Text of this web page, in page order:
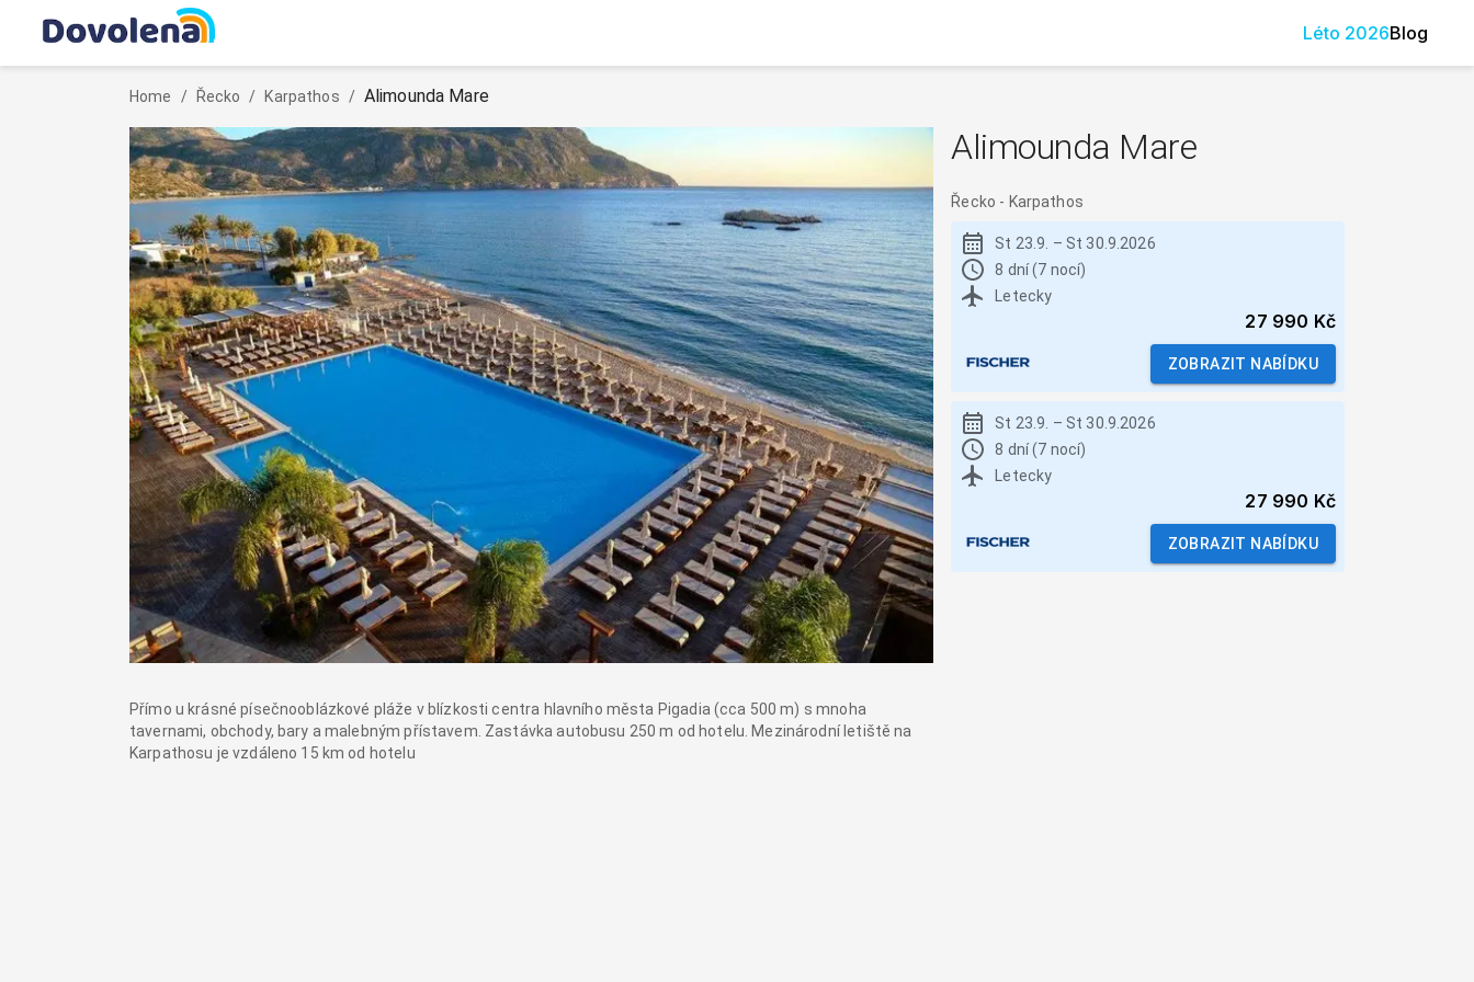
Léto 2026Blog
Home / Řecko / Karpathos / Alimounda Mare
Přímo u krásné písečnooblázkové pláže v blízkosti centra hlavního města Pigadia (cca 500 m) s mnoha
tavernami, obchody, bary a malebným přístavem. Zastávka autobusu 250 m od hotelu. Mezinárodní letiště na
Karpathosu je vzdáleno 15 km od hotelu
Alimounda Mare
Řecko - Karpathos
St 23.9. – St 30.9.2026
8 dní (7 nocí)
Letecky
27 990 Kč
ZOBRAZIT NABÍDKU
St 23.9. – St 30.9.2026
8 dní (7 nocí)
Letecky
27 990 Kč
ZOBRAZIT NABÍDKU